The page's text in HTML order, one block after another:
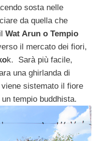
sosta nelle
da quella che
Wat Arun o Tempio
il mercato dei fiori,
k. Sarà più facile,
una ghirlanda di
sistemato il fiore
tempio buddhista.